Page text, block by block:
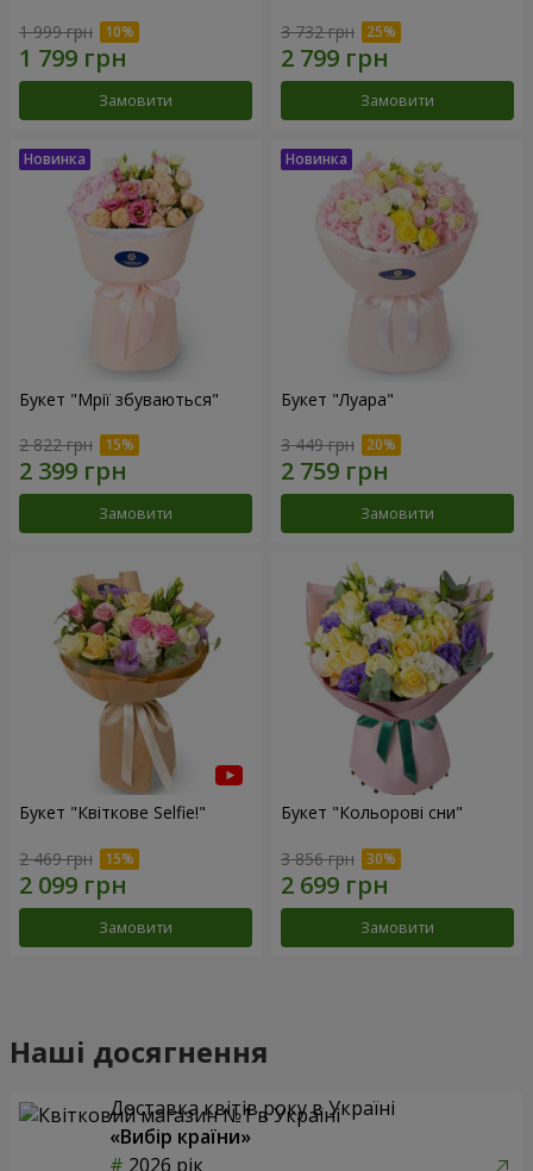
1 999 грн
Замовити
3 732 грн
Замовити
Букет "Мрії збуваються"
2 822 грн
Замовити
Букет "Луара"
3 449 грн
Замовити
Букет "Квіткове Selfie!"
2 469 грн
Замовити
Букет "Кольорові сни"
3 856 грн
Замовити
Наші досягнення
Доставка квітів року в Україні
«Вибір країни»
2026 рік